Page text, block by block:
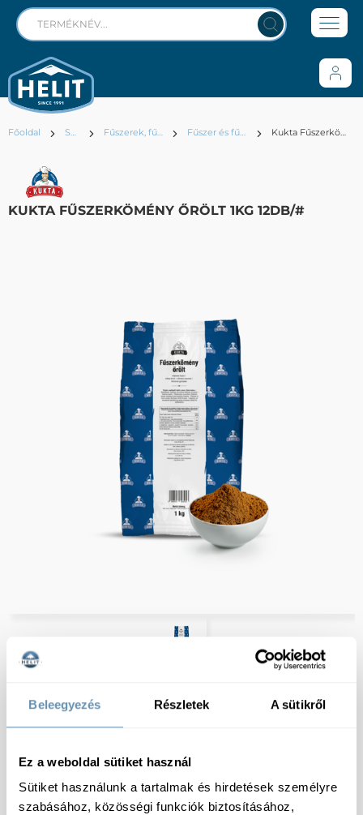
Beleegyezés Részletek A sütikről
Ez a weboldal sütiket használ
Sütiket használunk a tartalmak és hirdetések személyre
szabásához, közösségi funkciók biztosításához,
Főoldal Száraz Fűszerek, fűszerkeverékek Fűszer és fűszerkeverékek Kukta Fűszerkömény őrölt 1kg 12db/#
KUKTA FŰSZERKÖMÉNY ŐRÖLT 1KG 12DB/#
Száraz